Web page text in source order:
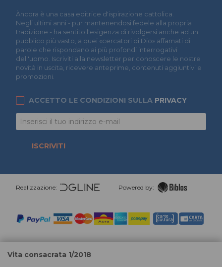
Vita consacrata 1/2018
Àncora è una casa editrice d'ispirazione cattolica.
Negli ultimi anni - pur mantenendosi fedele alla propria
tradizione - ha sentito l'esigenza di rivolgersi anche ad un
pubblico più vasto, a quei «cercatori di Dio» affamati di
parole che rispondano ai più profondi interrogativi
dell'uomo. Iscriviti alla newsletter per conoscere le nostre
novità in uscita, ricevere anteprime, contenuti aggiuntivi e
promozioni.
ACCETTO LE CONDIZIONI SULLA PRIVACY
ISCRIVITI
Realizzazione: Powered by: